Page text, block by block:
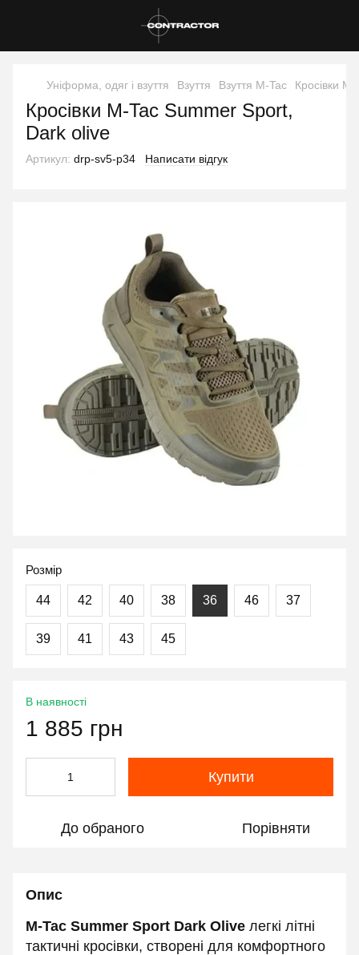
Уніформа, одяг і взуття Взуття Взуття M-Tac Кросівки
Кросівки M-Tac Summer Sport,
Dark olive
Артикул: drp-sv5-p34 Написати відгук
Розмір
44 42 40 38 36 46 37
39 41 43 45
В наявності
1 885 грн
Купити
До обраного Порівняти
Опис
M-Tac Summer Sport Dark Olive легкі літні
тактичні кросівки, створені для комфортного